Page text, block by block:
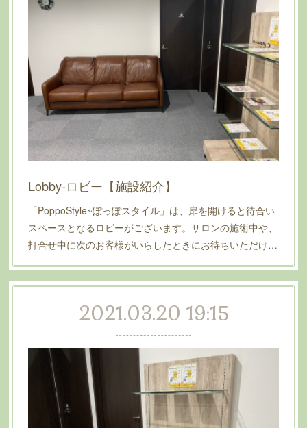
Lobby-ロビー【施設紹介】
「PoppoStyle~ぽっぽスタイル」は、扉を開けると待合い
スペースとなるロビーがございます。サロンの施術中や、
打合せ中に次のお客様がいらしたときにお待ちいただけ…
2021.03.20 19:15